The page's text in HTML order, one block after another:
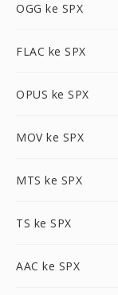
OGG ke SPX
FLAC ke SPX
OPUS ke SPX
MOV ke SPX
MTS ke SPX
TS ke SPX
AAC ke SPX